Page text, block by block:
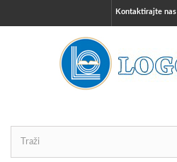
Kontaktirajte nas